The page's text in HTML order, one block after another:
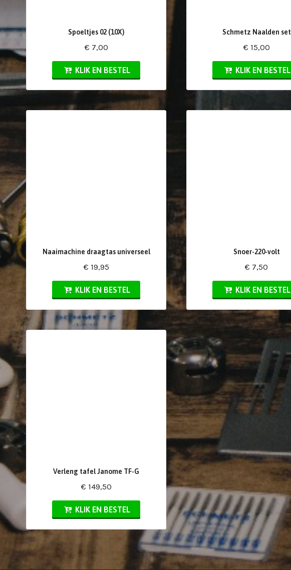
Spoeltjes 02 (10X)
€ 7,00
KLIK EN BESTEL
Schmetz Naalden set
€ 15,00
KLIK EN BESTEL
Naaimachine draagtas universeel
€ 19,95
KLIK EN BESTEL
Snoer-220-volt
€ 7,50
KLIK EN BESTEL
Verleng tafel Janome TF-G
€ 149,50
KLIK EN BESTEL